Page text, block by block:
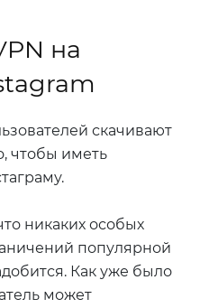
на
скачивают
чтобы иметь
никаких особых
популярной
Как уже было
может